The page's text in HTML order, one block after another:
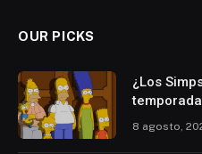
OUR PICKS
¿Los
8 agosto,